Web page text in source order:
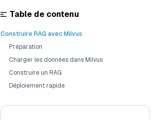
Table de contenu
Construire RAG avec Milvus
Préparation
Charger les données dans Milvus
Construire un RAG
Déploiement rapide